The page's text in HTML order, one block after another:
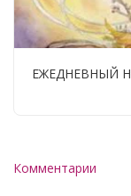
ЕЖЕДНЕВНЫЙ
Комментарии